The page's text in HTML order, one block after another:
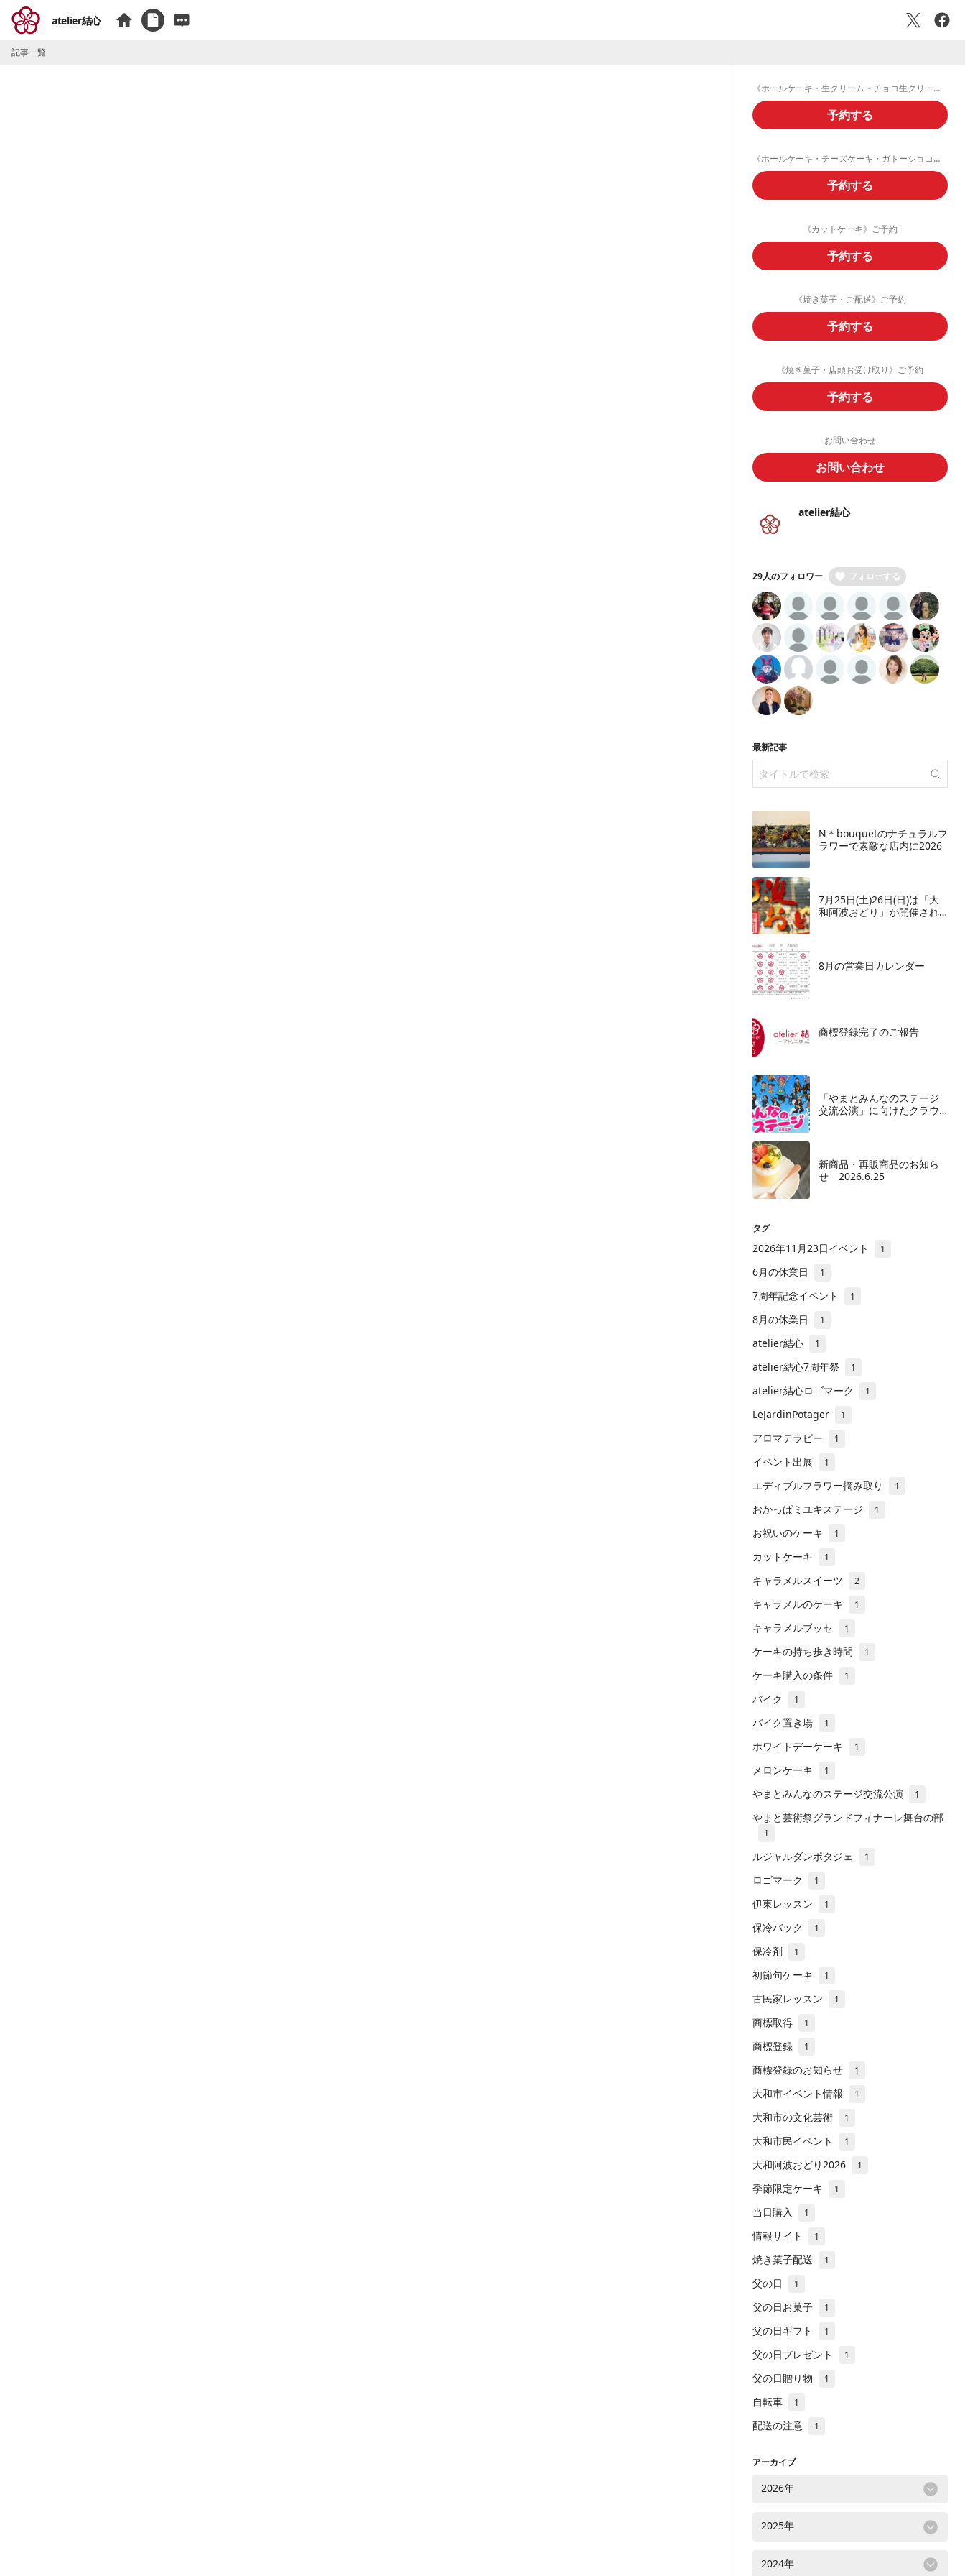
atelier結心
記事一覧
《ホールケーキ・生クリーム・チョコ生クリームデコレーション》ご予約フォーム
予約する
《ホールケーキ・チーズケーキ・ガトーショコラ・フルーツタルト》ご予約
予約する
《カットケーキ》ご予約
予約する
《焼き菓子・ご配送》ご予約
予約する
《焼き菓子・店頭お受け取り》ご予約
予約する
お問い合わせ
お問い合わせ
atelier結心
29人のフォロワー フォローする
最新記事
N＊bouquetのナチュラルフ
ラワーで素敵な店内に2026
7月25日(土)26日(日)は「大
和阿波おどり」が開催され
8月の営業日カレンダー
商標登録完了のご報告
「やまとみんなのステージ
交流公演」に向けたクラウ
新商品・再販商品のお知ら
せ 2026.6.25
タグ
2026年11月23日イベント 1
6月の休業日 1
7周年記念イベント 1
8月の休業日 1
atelier結心 1
atelier結心7周年祭 1
atelier結心ロゴマーク 1
LeJardinPotager 1
アロマテラピー 1
イベント出展 1
エディブルフラワー摘み取り 1
おかっぱミユキステージ 1
お祝いのケーキ 1
カットケーキ 1
キャラメルスイーツ 2
キャラメルのケーキ 1
キャラメルブッセ 1
ケーキの持ち歩き時間 1
ケーキ購入の条件 1
バイク 1
バイク置き場 1
ホワイトデーケーキ 1
メロンケーキ 1
やまとみんなのステージ交流公演 1
やまと芸術祭グランドフィナーレ舞台の部
1
ルジャルダンポタジェ 1
ロゴマーク 1
伊東レッスン 1
保冷バック 1
保冷剤 1
初節句ケーキ 1
古民家レッスン 1
商標取得 1
商標登録 1
商標登録のお知らせ 1
大和市イベント情報 1
大和市の文化芸術 1
大和市民イベント 1
大和阿波おどり2026 1
季節限定ケーキ 1
当日購入 1
情報サイト 1
焼き菓子配送 1
父の日 1
父の日お菓子 1
父の日ギフト 1
父の日プレゼント 1
父の日贈り物 1
自転車 1
配送の注意 1
アーカイブ
2026年
2025年
2024年